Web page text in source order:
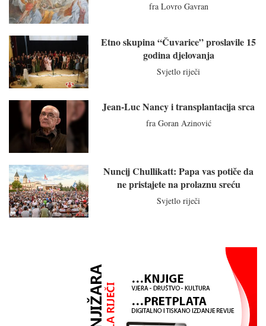
fra Lovro Gavran
Etno skupina “Čuvarice” proslavile 15
godina djelovanja
Svjetlo riječi
Jean-Luc Nancy i transplantacija srca
fra Goran Azinović
Nuncij Chullikatt: Papa vas potiče da
ne pristajete na prolaznu sreću
Svjetlo riječi